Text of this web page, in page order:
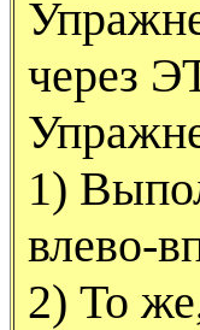
через
1)
влево-
2) То